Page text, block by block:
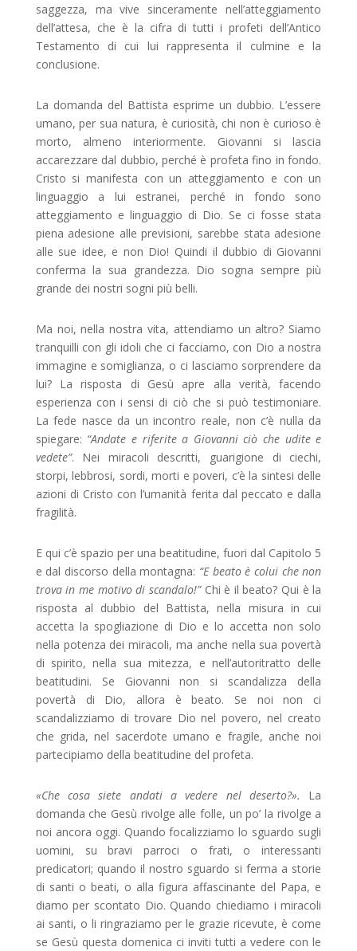
saggezza, ma vive sinceramente nell’atteggiamento
dell’attesa, che è la cifra di tutti i profeti dell’Antico
Testamento di cui lui rappresenta il culmine e la
conclusione.
La domanda del Battista esprime un dubbio. L’essere
umano, per sua natura, è curiosità, chi non è curioso è
morto, almeno interiormente. Giovanni si lascia
accarezzare dal dubbio, perché è profeta fino in fondo.
Cristo si manifesta con un atteggiamento e con un
linguaggio a lui estranei, perché in fondo sono
atteggiamento e linguaggio di Dio. Se ci fosse stata
piena adesione alle previsioni, sarebbe stata adesione
alle sue idee, e non Dio! Quindi il dubbio di Giovanni
conferma la sua grandezza. Dio sogna sempre più
grande dei nostri sogni più belli.
Ma noi, nella nostra vita, attendiamo un altro? Siamo
tranquilli con gli idoli che ci facciamo, con Dio a nostra
immagine e somiglianza, o ci lasciamo sorprendere da
lui? La risposta di Gesù apre alla verità, facendo
esperienza con i sensi di ciò che si può testimoniare.
La fede nasce da un incontro reale, non c’è nulla da
spiegare: “Andate e riferite a Giovanni ciò che udite e
vedete”. Nei miracoli descritti, guarigione di ciechi,
storpi, lebbrosi, sordi, morti e poveri, c’è la sintesi delle
azioni di Cristo con l’umanità ferita dal peccato e dalla
fragilità.
E qui c’è spazio per una beatitudine, fuori dal Capitolo 5
e dal discorso della montagna: “E beato è colui che non
trova in me motivo di scandalo!”Chi è il beato? Qui è la
risposta al dubbio del Battista, nella misura in cui
accetta la spogliazione di Dio e lo accetta non solo
nella potenza dei miracoli, ma anche nella sua povertà
di spirito, nella sua mitezza, e nell’autoritratto delle
beatitudini. Se Giovanni non si scandalizza della
povertà di Dio, allora è beato. Se noi non ci
scandalizziamo di trovare Dio nel povero, nel creato
che grida, nel sacerdote umano e fragile, anche noi
partecipiamo della beatitudine del profeta.
«Che cosa siete andati a vedere nel deserto?». La
domanda che Gesù rivolge alle folle, un po’ la rivolge a
noi ancora oggi. Quando focalizziamo lo sguardo sugli
uomini, su bravi parroci o frati, o interessanti
predicatori; quando il nostro sguardo si ferma a storie
di santi o beati, o alla figura affascinante del Papa, e
diamo per scontato Dio. Quando chiediamo i miracoli
ai santi, o li ringraziamo per le grazie ricevute, è come
se Gesù questa domenica ci inviti tutti a vedere con le